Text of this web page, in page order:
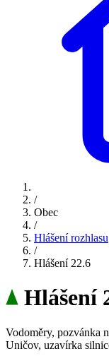
/
Obec
/
Hlášení rozhlasu
/
Hlášení 22.6
Hlášení
Vodoměry, pozvánka
Uničov, uzavírka